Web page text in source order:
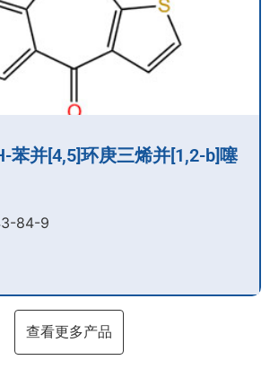
苯并[4,5]环庚三烯并[1,2-b]噻
84-9​
查看更多产品